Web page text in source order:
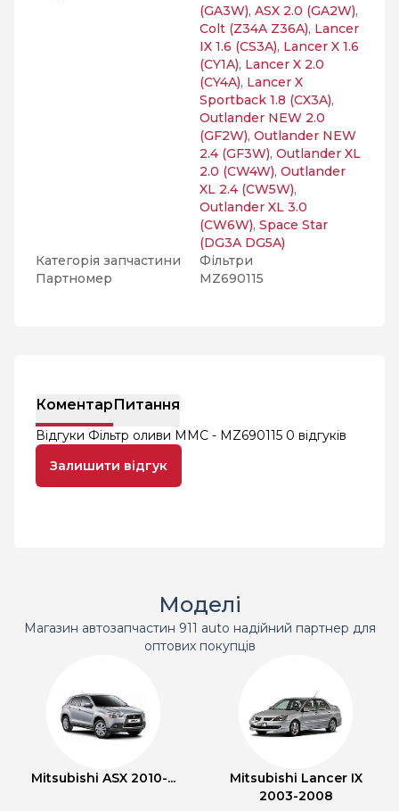
(GA3W), ASX 2.0 (GA2W),
Colt (Z34A Z36A), Lancer
IX 1.6 (CS3A), Lancer X 1.6
(CY1A), Lancer X 2.0
(CY4A), Lancer X
Sportback 1.8 (CX3A),
Outlander NEW 2.0
(GF2W), Outlander NEW
2.4 (GF3W), Outlander XL
2.0 (CW4W), Outlander
XL 2.4 (CW5W),
Outlander XL 3.0
(CW6W), Space Star
(DG3A DG5A)
Категорія запчастини
Фільтри
Партномер
MZ690115
КоментарПитання
Відгуки Фільтр оливи MMC - MZ690115 0 відгуків
Залишити відгук
Моделі
Магазин автозапчастин 911 auto надійний партнер для
оптових покупців
Mitsubishi ASX 2010-...
Mitsubishi Lancer IX
2003-2008